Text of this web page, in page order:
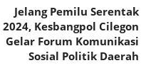
Jelang Pemilu Serentak
2024, Kesbangpol Cilegon
Gelar Forum Komunikasi
Sosial Politik Daerah